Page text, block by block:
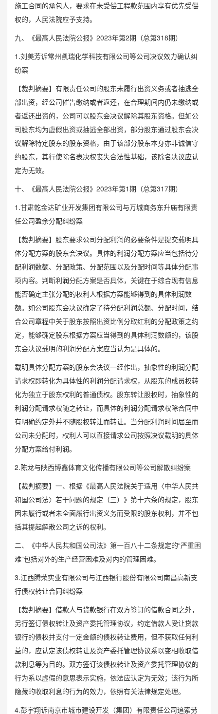
施工合同的承包人，要求在未受偿工程款范围内享有优先受偿
权的，人民法院应予支持。
九、《最高人民法院公报》2023年第2期（总第318期）
1.刘美芳诉常州凯瑞化学科技有限公司等公司决议效力确认纠
纷案
【裁判摘要】有限责任公司的股东未履行出资义务或者抽逃全
部出资，经公司催告缴纳或者返还，在合理期间内仍未缴纳或
者返还出资的，公司可以股东会决议解除其股东资格。但如公
司股东均为虚假出资或抽逃全部出资，部分股东通过股东会决
议解除特定股东的股东资格，由于该部分股东本身亦非诚信守
约股东，其行使除名表决权丧失合法性基础，该除名决议应认
定为无效。
十、《最高人民法院公报》2023年第1期（总第317期）
1.甘肃乾金达矿业开发集团有限公司与万城商务东升庙有限责
任公司盈余分配纠纷案
【裁判摘要】股东要求公司分配利润的必要条件是提交载明具
体分配方案的股东会决议。具体的利润分配方案应当包括待分
配利润数额、分配政策、分配范围以及分配时间等具体分配事
项内容。判断利润分配方案是否具体，关键在于综合现有信息
能否确定主张分配的权利人根据方案能够得到的具体利润数
额。如公司股东会决议确定了待分配利润总额、分配时间，结
合公司章程中关于股东按照出资比例分取红利的分配政策之约
定，能够确定股东根据方案应当得到的具体利润数额的，该股
东会决议载明的利润分配方案应当认为是具体的。
载明具体分配方案的股东会决议一经作出，抽象性的利润分配
请求权即转化为具体性的利润分配请求权，从股东的成员权转
化为独立于股东权利的普通债权。股东转让股权时，抽象性的
利润分配请求权随之转让，而具体的利润分配请求权除合同中
有明确约定外并不随股权转让而转让。当分配利润时间届至而
公司未分配时，权利人可以直接请求公司按照决议载明的具体
分配方案给付利润。
2.陈龙与陕西博鑫体育文化传播有限公司等公司解散纠纷案
【裁判摘要】一、根据《最高人民法院关于适用〈中华人民共
和国公司法〉若干问题的规定（三）》第十六条的规定，股东
因未履行或者未全面履行出资义务而受限的股东权利，并不包
括其提起解散公司之诉的权利。
二、《中华人民共和国公司法》第一百八十二条规定的“严重困
难”包括对外的生产经营困难及对内的管理困难。
3.江西腾荣实业有限公司与江西银行股份有限公司南昌高新支
行债权转让合同纠纷案
【裁判摘要】借款人与贷款银行在双方签订的借款合同之外，
另行签订债权转让及资产委托管理协议，约定借款人受让贷款
银行的债权并支付一定金额的债权转让费用，但不获取任何利
益的，应认定该债权转让及资产委托管理协议系以变相收取借
款利息等为目的。双方签订该债权转让及资产委托管理协议的
行为系以虚假的意思表示实施，依法应认定为无效；该行为所
隐藏的收取利息的行为的效力，依照有关法律规定处理。
4.彭宇翔诉南京市城市建设开发（集团）有限责任公司追索劳